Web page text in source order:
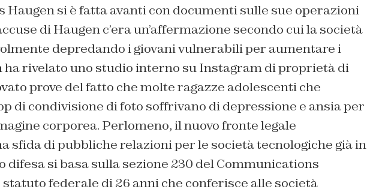
Haugen si è fatta avanti con documenti sulle sue operazioni
di Haugen c’era un’affermazione secondo cui la società
depredando i giovani vulnerabili per aumentare i
ha rivelato uno studio interno su Instagram di proprietà di
prove del fatto che molte ragazze adolescenti che
di condivisione di foto soffrivano di depressione e ansia per
corporea. Perlomeno, il nuovo fronte legale
sfida di pubbliche relazioni per le società tecnologiche già in
difesa si basa sulla sezione 230 del Communications
statuto federale di 26 anni che conferisce alle società